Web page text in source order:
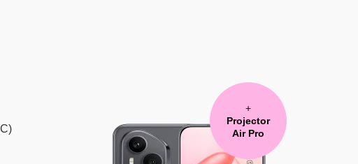
+
Projector
Air Pro